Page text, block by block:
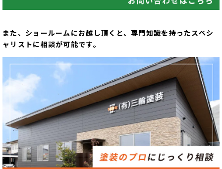
また、ショールームにお越し頂くと、専門知識を持ったスペシ
ャリストに相談が可能です。